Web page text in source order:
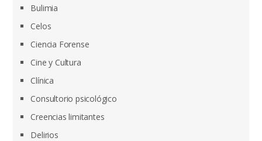
Bulimia
Celos
Ciencia Forense
Cine y Cultura
Clínica
Consultorio psicológico
Creencias limitantes
Delirios